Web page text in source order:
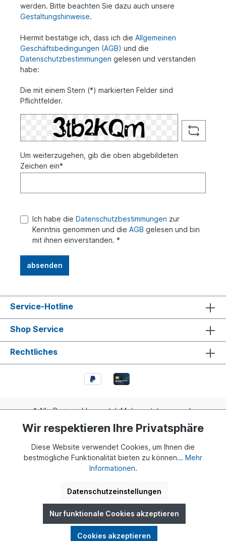
werden. Bitte beachten Sie dazu auch unsere
Gestaltungshinweise.
Hiermit bestätige ich, dass ich die Allgemeinen
Geschäftsbedingungen (AGB) und die
Datenschutzbestimmungen gelesen und verstanden
habe:
Die mit einem Stern (*) markierten Felder sind
Pflichtfelder.
Um weiterzugehen, gib die oben abgebildeten
Zeichen ein*
Ich habe die Datenschutzbestimmungen zur
Kenntnis genommen und die AGB gelesen und bin
mit ihnen einverstanden. *
absenden
Service-Hotline
Shop Service
Rechtliches
* Alle Preise inkl. gesetzl. Mehrwertsteuer zzgl.
anders angegeben.
Realisiert mit Shopware
© 2024 Buddy Bär Berlin GmbH | Eine Initiative von Dr. Klaus
Wir respektieren Ihre Privatsphäre
Diese Website verwendet Cookies, um Ihnen die
bestmögliche Funktionalität bieten zu können... Mehr
Informationen.
Datenschutzeinstellungen
Nur funktionale Cookies akzeptieren
Cookies akzeptieren